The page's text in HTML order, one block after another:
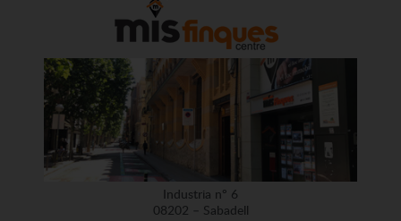
Industria nº 6
08202 – Sabadell